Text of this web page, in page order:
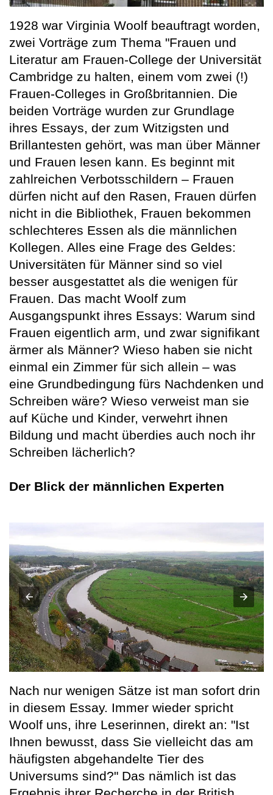
1928 war Virginia Woolf beauftragt worden,
zwei Vorträge zum Thema "Frauen und
Literatur am Frauen-College der Universität
Cambridge zu halten, einem vom zwei (!)
Frauen-Colleges in Großbritannien. Die
beiden Vorträge wurden zur Grundlage
ihres Essays, der zum Witzigsten und
Brillantesten gehört, was man über Männer
und Frauen lesen kann. Es beginnt mit
zahlreichen Verbotsschildern – Frauen
dürfen nicht auf den Rasen, Frauen dürfen
nicht in die Bibliothek, Frauen bekommen
schlechteres Essen als die männlichen
Kollegen. Alles eine Frage des Geldes:
Universitäten für Männer sind so viel
besser ausgestattet als die wenigen für
Frauen. Das macht Woolf zum
Ausgangspunkt ihres Essays: Warum sind
Frauen eigentlich arm, und zwar signifikant
ärmer als Männer? Wieso haben sie nicht
einmal ein Zimmer für sich allein – was
eine Grundbedingung fürs Nachdenken und
Schreiben wäre? Wieso verweist man sie
auf Küche und Kinder, verwehrt ihnen
Bildung und macht überdies auch noch ihr
Schreiben lächerlich?
Der Blick der männlichen Experten
Nach nur wenigen Sätze ist man sofort drin
in diesem Essay. Immer wieder spricht
Woolf uns, ihre Leserinnen, direkt an: "Ist
Ihnen bewusst, dass Sie vielleicht das am
häufigsten abgehandelte Tier des
Universums sind?" Das nämlich ist das